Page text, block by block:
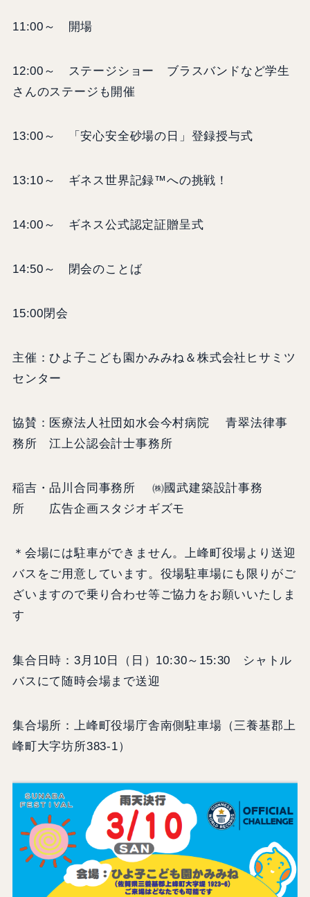
11:00～ 開場
12:00～ ステージショー ブラスバンドなど学生
さんのステージも開催
13:00～ 「安心安全砂場の日」登録授与式
13:10～ ギネス世界記録™への挑戦！
14:00～ ギネス公式認定証贈呈式
14:50～ 閉会のことば
15:00閉会
主催：ひよ子こども園かみみね＆株式会社ヒサミツ
センター
協賛：医療法人社団如水会今村病院 青翠法律事
務所 江上公認会計士事務所
稲吉・品川合同事務所 ㈱國武建築設計事務
所 広告企画スタジオギズモ
＊会場には駐車ができません。上峰町役場より送迎
バスをご用意しています。役場駐車場にも限りがご
ざいますので乗り合わせ等ご協力をお願いいたしま
す
集合日時：3月10日（日）10:30～15:30 シャトル
バスにて随時会場まで送迎
集合場所：上峰町役場庁舎南側駐車場（三養基郡上
峰町大字坊所383-1）